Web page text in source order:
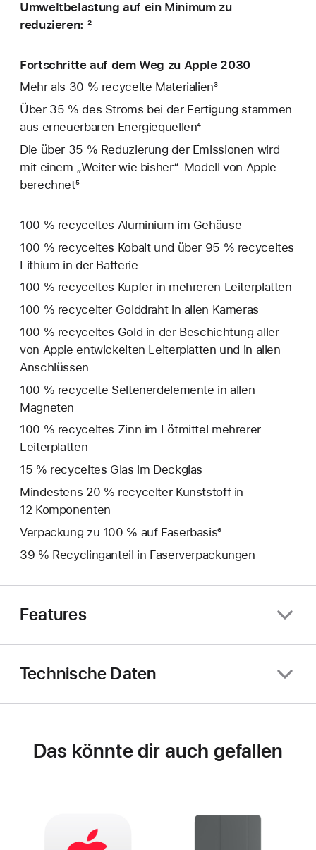
Umweltbelastung auf ein Minimum zu
reduzieren: ²
Fortschritte auf dem Weg zu Apple 2030
Mehr als 30 % recycelte Materialien³
Über 35 % des Stroms bei der Fertigung stammen
aus erneuerbaren Energiequellen⁴
Die über 35 % Reduzierung der Emissionen wird
mit einem „Weiter wie bisher“-Modell von Apple
berechnet⁵
100 % recyceltes Aluminium im Gehäuse
100 % recyceltes Kobalt und über 95 % recyceltes
Lithium in der Batterie
100 % recyceltes Kupfer in mehreren Leiterplatten
100 % recycelter Golddraht in allen Kameras
100 % recyceltes Gold in der Beschichtung aller
von Apple entwickelten Leiterplatten und in allen
Anschlüssen
100 % recycelte Seltenerd­elemente in allen
Magneten
100 % recyceltes Zinn im Lötmittel mehrerer
Leiterplatten
15 % recyceltes Glas im Deckglas
Mindestens 20 % recycelter Kunststoff in
12 Komponenten
Verpackung zu 100 % auf Faserbasis⁶
39 % Recyclinganteil in Faserverpackungen
Features
Technische Daten
Das könnte dir auch gefallen